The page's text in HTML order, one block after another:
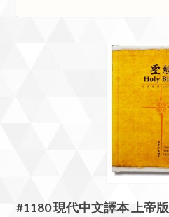
#1180 現代中文譯本 上帝版